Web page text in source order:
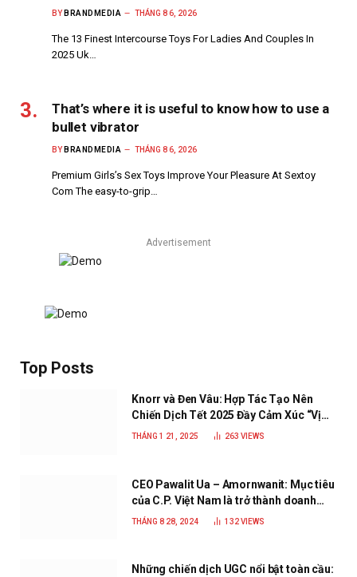
BY BRANDMEDIA THÁNG 8 6, 2026
The 13 Finest Intercourse Toys For Ladies And Couples In
2025 Uk…
That’s where it is useful to know how to use a
bullet vibrator
BY BRANDMEDIA THÁNG 8 6, 2026
Premium Girls’s Sex Toys Improve Your Pleasure At Sextoy
Com The easy-to-grip…
Advertisement
Top Posts
Knorr và Đen Vâu: Hợp Tác Tạo Nên
Chiến Dịch Tết 2025 Đầy Cảm Xúc “Vị
Nhà”
THÁNG 1 21, 2025 263 VIEWS
CEO Pawalit Ua – Amornwanit: Mục tiêu
của C.P. Việt Nam là trở thành doanh
nghiệp xanh, phát triển bền vững
THÁNG 8 28, 2024 132VIEWS
Những chiến dịch UGC nổi bật toàn cầu: